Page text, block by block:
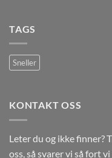
TAGS
Sneller
KONTAKT OSS
Leter du og ikke finner?
oss, så svarer vi så fort